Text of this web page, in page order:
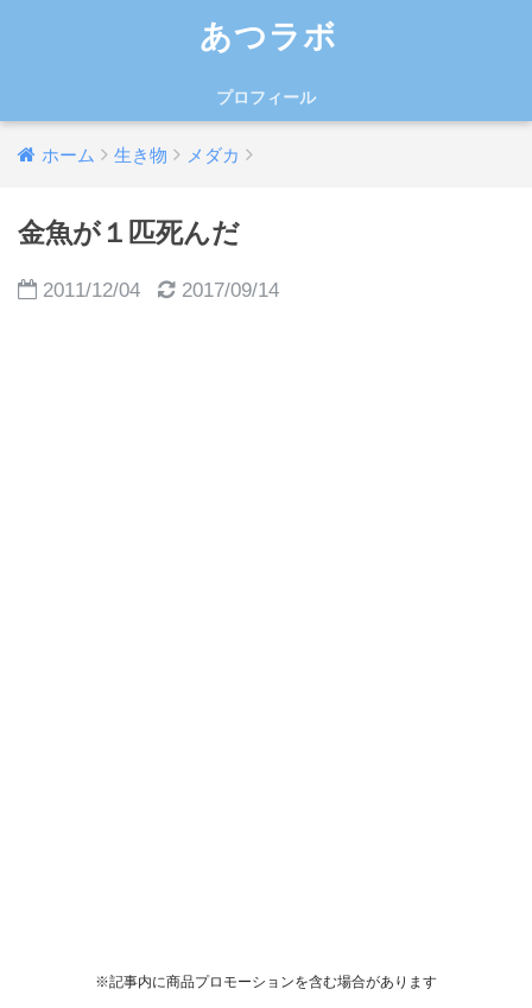
あつラボ
プロフィール
ホーム 生き物 メダカ
金魚が１匹死んだ
2011/12/04 2017/09/14
※記事内に商品プロモーションを含む場合があります